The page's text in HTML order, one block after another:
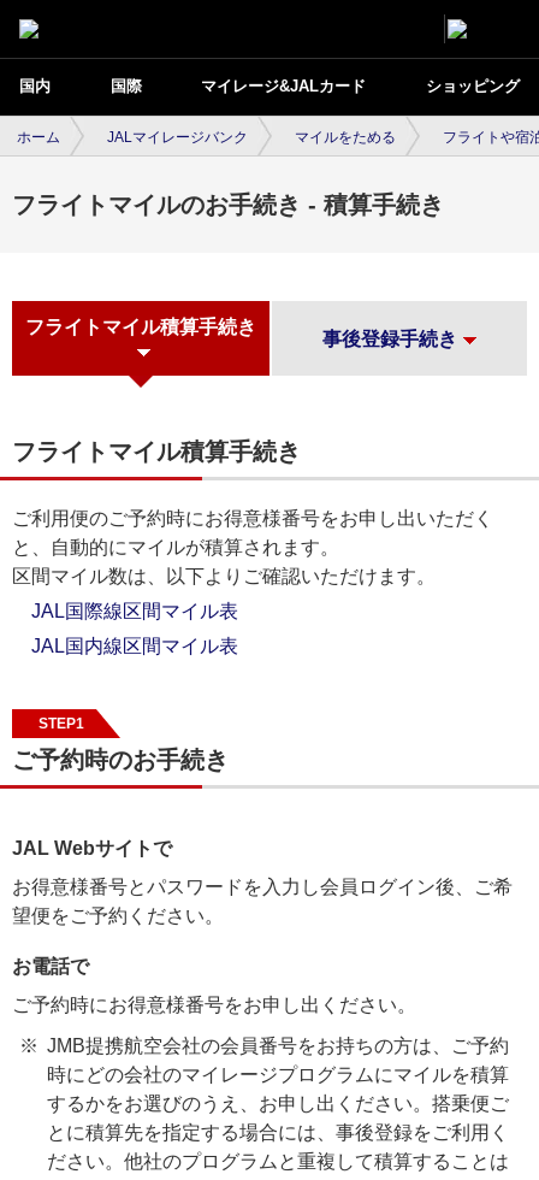
国内 国際 マイレージ&JALカード ショッピング
ホーム JALマイレージバンク マイルをためる フライトや宿
フライトマイルのお手続き - 積算手続き
フライトマイル積算手続き
事後登録手続き
フライトマイル積算手続き
ご利用便のご予約時にお得意様番号をお申し出いただく
と、自動的にマイルが積算されます。
区間マイル数は、以下よりご確認いただけます。
JAL国際線区間マイル表
JAL国内線区間マイル表
STEP1
ご予約時のお手続き
JAL Webサイトで
お得意様番号とパスワードを入力し会員ログイン後、ご希
望便をご予約ください。
お電話で
ご予約時にお得意様番号をお申し出ください。
JMB提携航空会社の会員番号をお持ちの方は、ご予約
時にどの会社のマイレージプログラムにマイルを積算
するかをお選びのうえ、お申し出ください。搭乗便ご
とに積算先を指定する場合には、事後登録をご利用く
ださい。他社のプログラムと重複して積算することは